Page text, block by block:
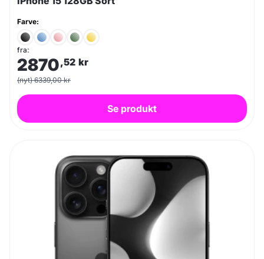
Farve:
fra:
2870,52 kr
(nyt) 6339,00 kr
Se produkt